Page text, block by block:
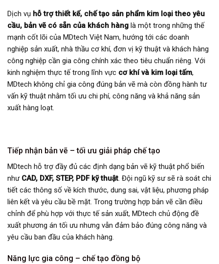
Dịch vụ hỗ trợ thiết kế, chế tạo sản phẩm kim loại theo yêu
cầu, bản vẽ có sẵn của khách hàng là một trong những thế
mạnh cốt lõi của MDtech Việt Nam, hướng tới các doanh
nghiệp sản xuất, nhà thầu cơ khí, đơn vị kỹ thuật và khách hàng
công nghiệp cần gia công chính xác theo tiêu chuẩn riêng. Với
kinh nghiệm thực tế trong lĩnh vực cơ khí và kim loại tấm,
MDtech không chỉ gia công đúng bản vẽ mà còn đồng hành tư
vấn kỹ thuật nhằm tối ưu chi phí, công năng và khả năng sản
xuất hàng loạt.
Tiếp nhận bản vẽ – tối ưu giải pháp chế tạo
MDtech hỗ trợ đầy đủ các định dạng bản vẽ kỹ thuật phổ biến
như CAD, DXF, STEP, PDF kỹ thuật . Đội ngũ kỹ sư sẽ rà soát chi
tiết các thông số về kích thước, dung sai, vật liệu, phương pháp
liên kết và yêu cầu bề mặt. Trong trường hợp bản vẽ cần điều
chỉnh để phù hợp với thực tế sản xuất, MDtech chủ động đề
xuất phương án tối ưu nhưng vẫn đảm bảo đúng công năng và
yêu cầu ban đầu của khách hàng.
Năng lực gia công – chế tạo đồng bộ